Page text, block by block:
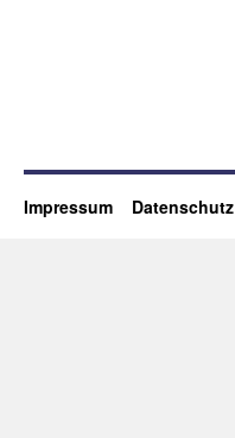
Impressum Datenschutz